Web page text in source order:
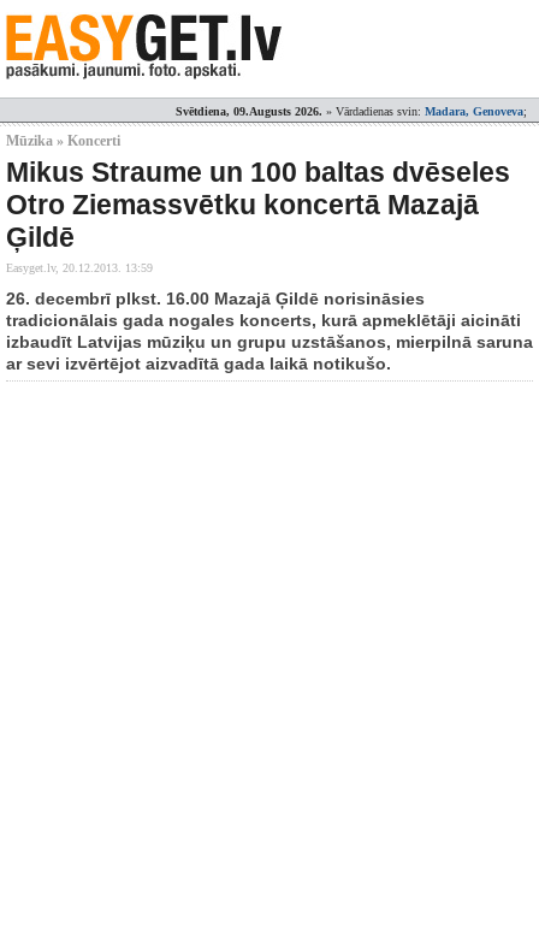
Svētdiena, 09.Augusts 2026. » Vārdadienas svin: Madara, Genoveva;
Mūzika » Koncerti
Mikus Straume un 100 baltas dvēseles
Otro Ziemassvētku koncertā Mazajā
Ģildē
Easyget.lv, 20.12.2013. 13:59
26. decembrī plkst. 16.00 Mazajā Ģildē norisināsies
tradicionālais gada nogales koncerts, kurā apmeklētāji aicināti
izbaudīt Latvijas mūziķu un grupu uzstāšanos, mierpilnā saruna
ar sevi izvērtējot aizvadītā gada laikā notikušo.